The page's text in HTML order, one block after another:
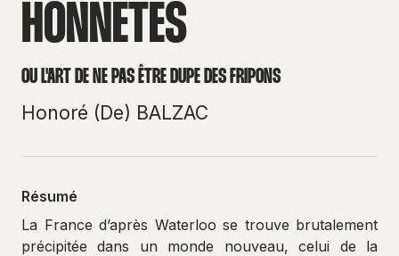
HONNÊTES
OU L'ART DE NE PAS ÊTRE DUPE DES FRIPONS
Honoré (De) BALZAC
Résumé
La France d’après Waterloo se trouve brutalement
précipitée dans un monde nouveau, celui de la